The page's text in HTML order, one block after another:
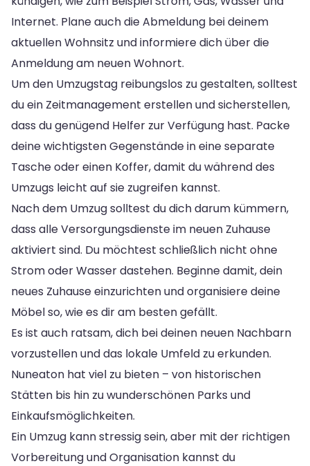
Internet. Plane auch die Abmeldung bei deinem
aktuellen Wohnsitz und informiere dich über die
Anmeldung am neuen Wohnort.
Um den Umzugstag reibungslos zu gestalten, solltest
du ein Zeitmanagement erstellen und sicherstellen,
dass du genügend Helfer zur Verfügung hast. Packe
deine wichtigsten Gegenstände in eine separate
Tasche oder einen Koffer, damit du während des
Umzugs leicht auf sie zugreifen kannst.
Nach dem Umzug solltest du dich darum kümmern,
dass alle Versorgungsdienste im neuen Zuhause
aktiviert sind. Du möchtest schließlich nicht ohne
Strom oder Wasser dastehen. Beginne damit, dein
neues Zuhause einzurichten und organisiere deine
Möbel so, wie es dir am besten gefällt.
Es ist auch ratsam, dich bei deinen neuen Nachbarn
vorzustellen und das lokale Umfeld zu erkunden.
Nuneaton hat viel zu bieten – von historischen
Stätten bis hin zu wunderschönen Parks und
Einkaufsmöglichkeiten.
Ein Umzug kann stressig sein, aber mit der richtigen
Vorbereitung und Organisation kannst du